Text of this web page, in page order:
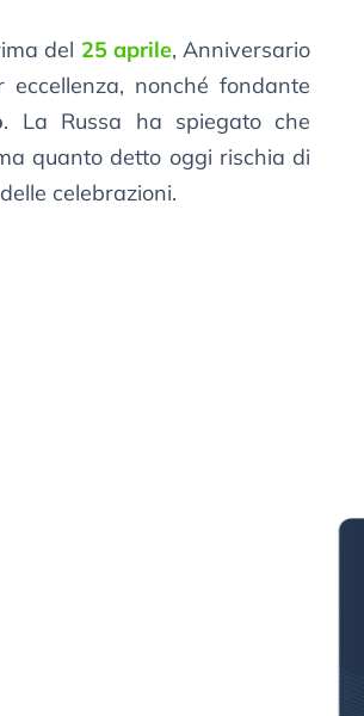
del 25 aprile, Anniversario
nonché fondante
. La Russa ha spiegato che
quanto detto oggi rischia di
celebrazioni.